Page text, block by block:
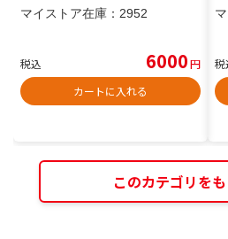
マイストア在庫： 2952
税込 6000円
カートに入れる
税
このカテゴリを